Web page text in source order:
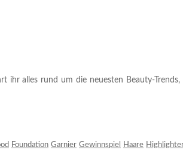
alles rund um die neuesten Beauty-
Foundation Garnier Gewinnspiel Haare